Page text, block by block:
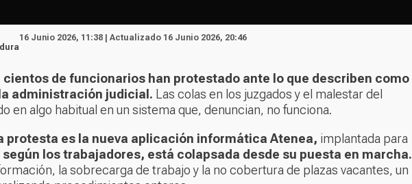
16 Junio 2026, 11:38 | Actualizado 16 Junio 2026, 20:46
cientos de funcionarios han protestado ante lo que describen como
administración judicial. Las colas en los juzgados y el malestar del
en algo habitual en un sistema que, denuncian, no funciona.
protesta es la nueva aplicación informática Atenea, implantada para
según los trabajadores, está colapsada desde su puesta en marcha.
la sobrecarga de trabajo y la no cobertura de plazas vacantes, un